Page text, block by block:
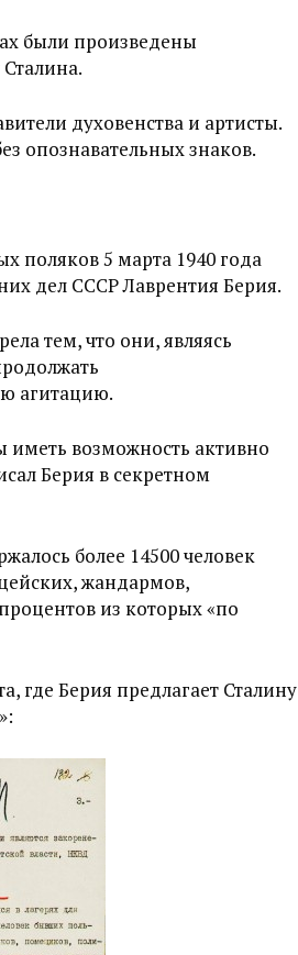
были произведены
духовенства и артисты.
опознавательных знаков.
поляков 5 марта 1940 года
дел СССР Лаврентия Берия.
тем, что они, являясь
агитацию.
иметь возможность активно
Берия в секретном
более 14500 человек
жандармов,
из которых «по
где Берия предлагает Сталину